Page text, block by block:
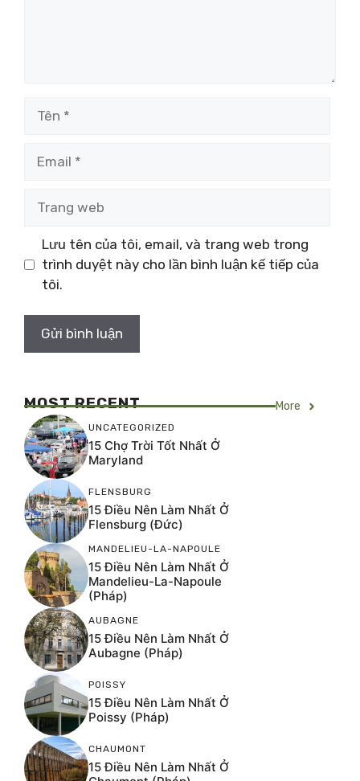
web
Lưu tên của tôi, email, và trang web trong
trình duyệt này cho lần bình luận kế tiếp của
tôi.
MOST RECENT More
UNCATEGORIZED
15 Chợ Trời Tốt Nhất Ở
Maryland
FLENSBURG
15 Điều Nên Làm Nhất Ở
Flensburg (Đức)
MANDELIEU-LA-NAPOULE
15 Điều Nên Làm Nhất Ở
Mandelieu-La-Napoule
(Pháp)
AUBAGNE
15 Điều Nên Làm Nhất Ở
Aubagne (Pháp)
POISSY
15 Điều Nên Làm Nhất Ở
Poissy (Pháp)
CHAUMONT
15 Điều Nên Làm Nhất Ở